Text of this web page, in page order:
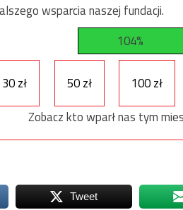
wsparcia naszej fundacji.
104%
30 zł 50 zł 100 zł
Zobacz kto wparł nas tym
Tweet